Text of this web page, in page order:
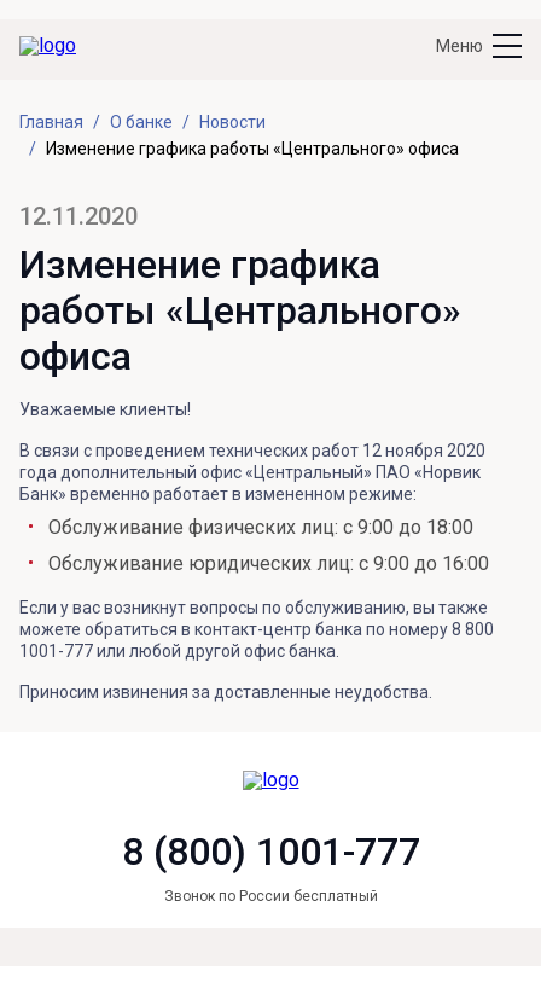
Меню
Главная О банке
Новости
Изменение графика работы «Центрального» офиса
12.11.2020
Изменение графика
работы «Центрального»
офиса
Уважаемые клиенты!
В связи с проведением технических работ 12 ноября 2020
года дополнительный офис «Центральный» ПАО «Норвик
Банк» временно работает в измененном режиме:
Обслуживание физических лиц: с 9:00 до 18:00
Обслуживание юридических лиц: с 9:00 до 16:00
Если у вас возникнут вопросы по обслуживанию, вы также
можете обратиться в контакт-центр банка по номеру 8 800
1001-777 или любой другой офис банка.
Приносим извинения за доставленные неудобства.
8 (800) 1001-777
Звонок по России бесплатный